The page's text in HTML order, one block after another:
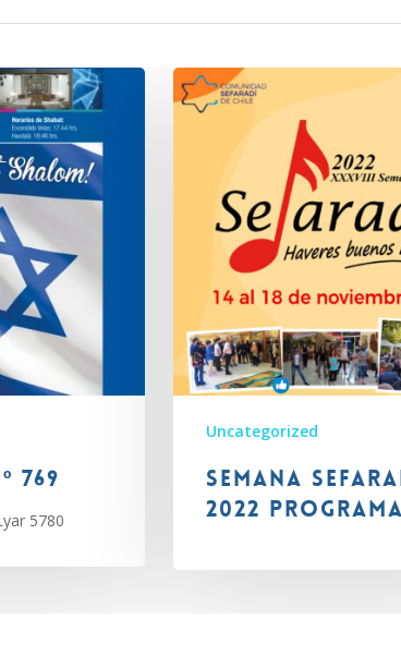
769
5780
Uncategorized
Semana
2022